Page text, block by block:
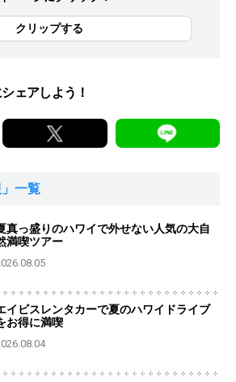
クリップする
ェアしよう！
」一覧
真っ盛りのハワイで外せない人気の大自
満喫ツアー
イビスレンタカーで夏のハワイドライブ
お得に満喫